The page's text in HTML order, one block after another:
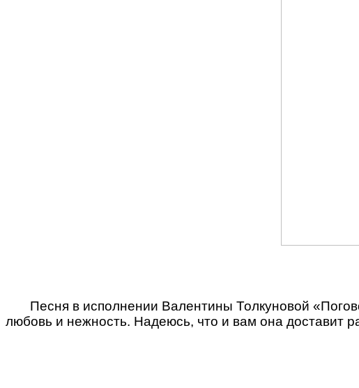
Песня в исполнении Валентины Толкуновой
любовь и нежность. Надеюсь, что и вам она доставит